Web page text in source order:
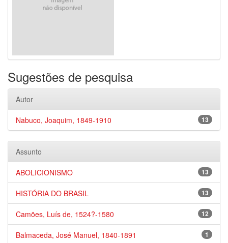
Sugestões de pesquisa
Autor
13
Nabuco, Joaquim, 1849-1910
Assunto
13
ABOLICIONISMO
13
HISTÓRIA DO BRASIL
12
Camões, Luís de, 1524?-1580
1
Balmaceda, José Manuel, 1840-1891